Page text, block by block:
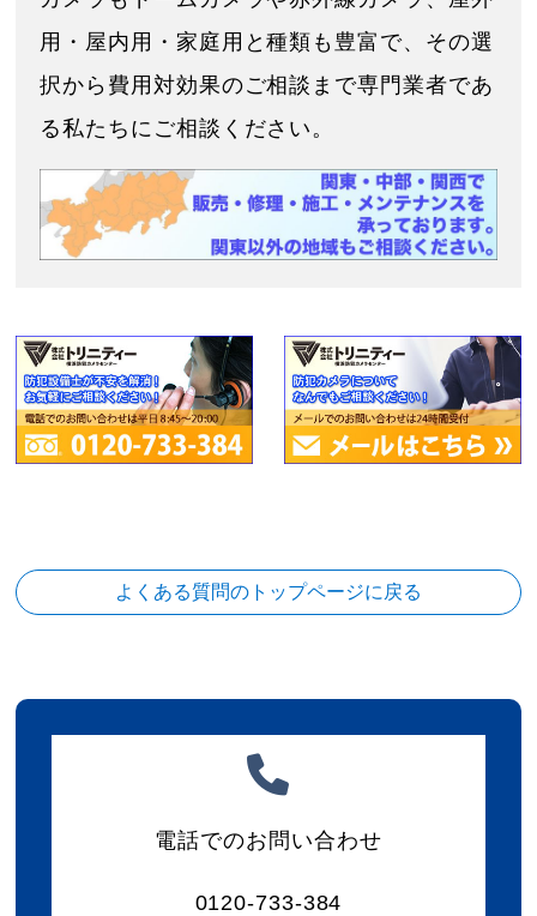
用・屋内用・家庭用と種類も豊富で、その選
択から費用対効果のご相談まで専門業者であ
る私たちにご相談ください。
よくある質問のトップページに戻る
電話でのお問い合わせ
0120-733-384